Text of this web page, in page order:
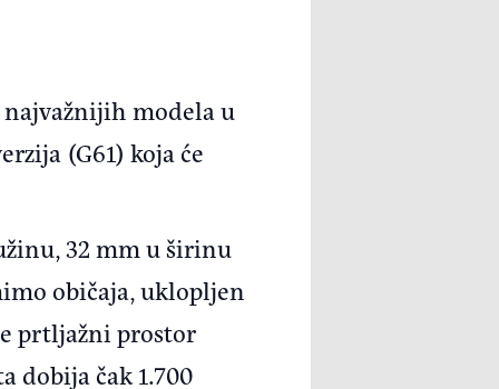
modela u
(G61) koja će
32 mm u širinu
običaja, uklopljen
prtljažni prostor
dobija čak 1.700